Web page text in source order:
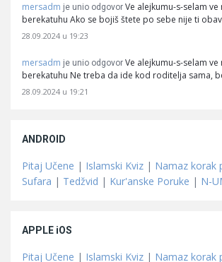
mersadm je unio odgovor Ve alejkumu-s-selam
berekatuhu Ako se bojiš štete po sebe nije ti
28.09.2024 u 19:23
mersadm je unio odgovor Ve alejkumu-s-selam
berekatuhu Ne treba da ide kod roditelja sama,
28.09.2024 u 19:21
ANDROID
Pitaj Učene | Islamski Kviz | Namaz korak
Sufara | Tedžvid | Kur'anske Poruke | N-
APPLE iOS
Pitaj Učene | Islamski Kviz | Namaz korak